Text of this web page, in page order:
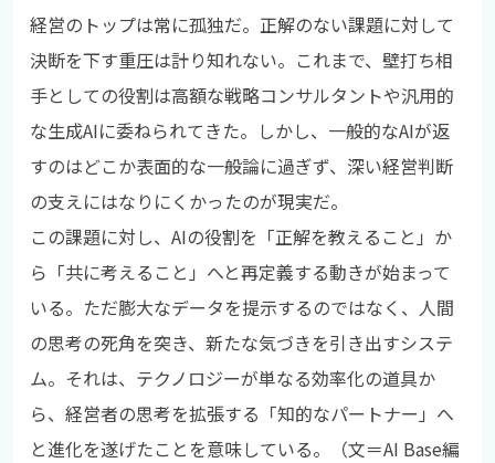
経営のトップは常に孤独だ。正解のない課題に対して
決断を下す重圧は計り知れない。これまで、壁打ち相
手としての役割は高額な戦略コンサルタントや汎用的
な生成AIに委ねられてきた。しかし、一般的なAIが返
すのはどこか表面的な一般論に過ぎず、深い経営判断
の支えにはなりにくかったのが現実だ。
この課題に対し、AIの役割を「正解を教えること」か
ら「共に考えること」へと再定義する動きが始まって
いる。ただ膨大なデータを提示するのではなく、人間
の思考の死角を突き、新たな気づきを引き出すシステ
ム。それは、テクノロジーが単なる効率化の道具か
ら、経営者の思考を拡張する「知的なパートナー」へ
と進化を遂げたことを意味している。（文＝AI Base編